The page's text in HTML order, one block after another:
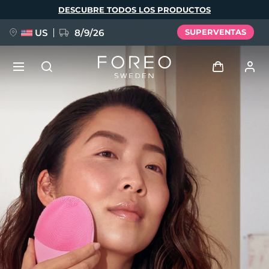
DESCUBRE TODOS LOS PRODUCTOS
US 8/9/26 SUPERVENTAS
Perfil de usuario
Mis dispositivos
Mis pedidos
Mis direcciones
Mis suscripciones
NUEVO
FAQ™ Pure Beauty-Tech Elixir
BREAKING NEWS
issa™ Teeth Whitening Set
Idioma
English Deutsch
Español
Français
Italiano
Português
Polski
Svenska
Русский
Türkçe
简体中文 繁體中文